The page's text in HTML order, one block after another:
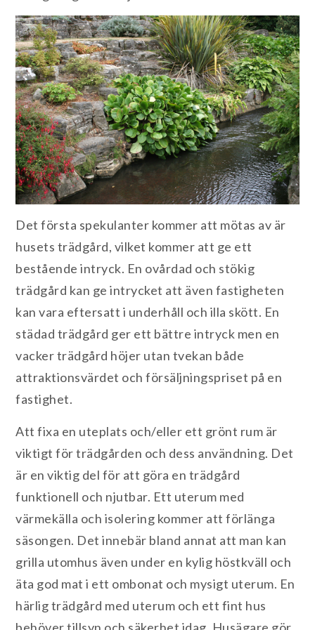
Det första spekulanter kommer att mötas av är
husets trädgård, vilket kommer att ge ett
bestående intryck. En ovårdad och stökig
trädgård kan ge intrycket att även fastigheten
kan vara eftersatt i underhåll och illa skött. En
städad trädgård ger ett bättre intryck men en
vacker trädgård höjer utan tvekan både
attraktionsvärdet och försäljningspriset på en
fastighet.
Att fixa en uteplats och/eller ett grönt rum är
viktigt för trädgården och dess användning. Det
är en viktig del för att göra en trädgård
funktionell och njutbar. Ett uterum med
värmekälla och isolering kommer att förlänga
säsongen. Det innebär bland annat att man kan
grilla utomhus även under en kylig höstkväll och
äta god mat i ett ombonat och mysigt uterum. En
härlig trädgård med uterum och ett fint hus